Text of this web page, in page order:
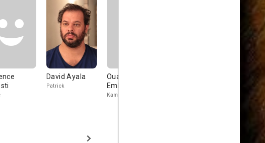
David Ayala
Patrick
Ouassini
Embarek
Kamel